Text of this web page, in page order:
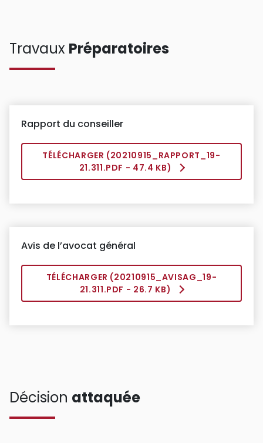
Travaux Préparatoires
Rapport du conseiller
TÉLÉCHARGER (20210915_RAPPORT_19-
21.311.PDF - 47.4 KB)
Avis de l’avocat général
TÉLÉCHARGER (20210915_AVISAG_19-
21.311.PDF - 26.7 KB)
Décision attaquée